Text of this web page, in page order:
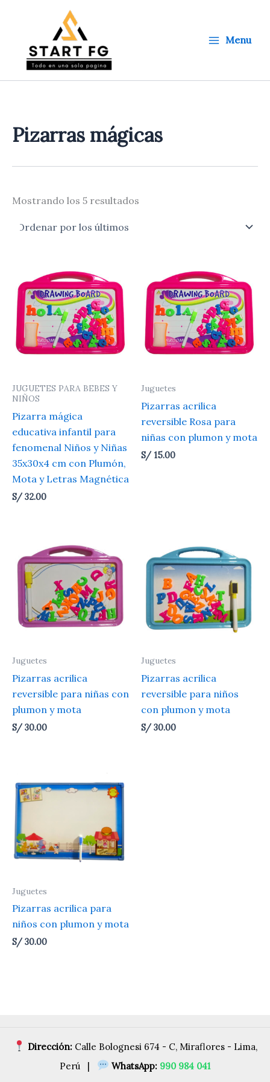
Menu
Pizarras mágicas
Mostrando los 5 resultados
JUGUETES PARA BEBES Y
NIÑOS
Pizarra mágica
educativa infantil para
fenomenal Niños y Niñas
35x30x4 cm con Plumón,
Mota y Letras Magnética
S/32.00
Juguetes
Pizarras acrilica
reversible Rosa para
niñas con plumon y mota
S/15.00
Juguetes
Pizarras acrilica
reversible para niñas con
plumon y mota
S/30.00
Juguetes
Pizarras acrilica
reversible para niños
con plumon y mota
S/30.00
Juguetes
Pizarras acrilica para
niños con plumon y mota
S/ 30.00
Dirección:Calle Bolognesi 674 - C, Miraflores - Lima,
Perú |
WhatsApp: 990 984 041